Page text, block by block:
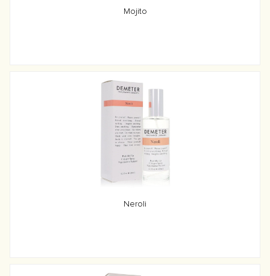
Mojito
Neroli